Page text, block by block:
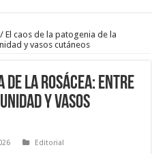
/ El caos de la patogenia de la
y vasos cutáneos
de la rosácea: Entre
y vasos
Editorial